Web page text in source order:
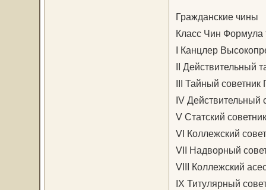
Гражданские чины
Класс Чин Формула
I Канцлер
II Действительный
III Тайный
IV Действительный
V Статский
VI Коллежский
VII Надворный
VIII Коллежский
IX Титулярный